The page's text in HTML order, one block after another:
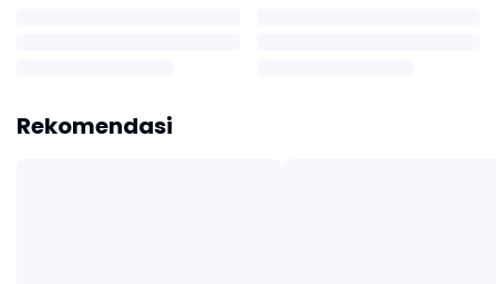
Rekomendasi